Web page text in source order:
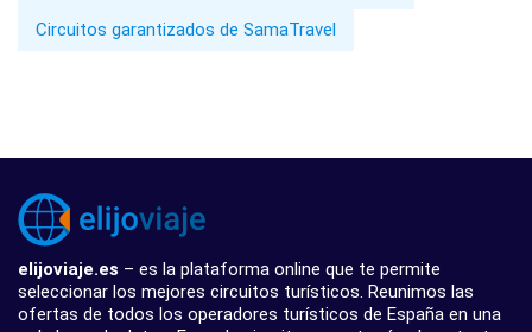
Circuitos garantizados de SamaTravel
elijoviaje.es – es la plataforma online que te permite
seleccionar los mejores circuitos turísticos. Reunimos las
ofertas de todos los operadores turísticos de España en una